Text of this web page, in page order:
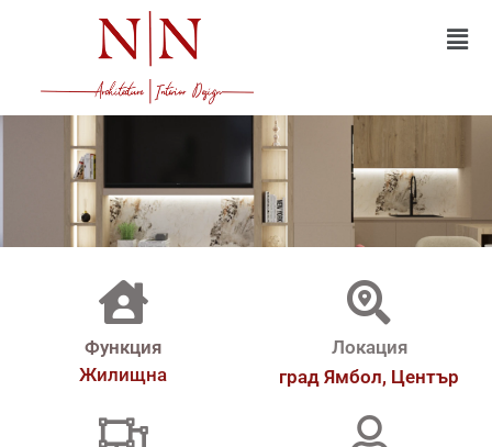
Функция
Жилищна
Локация
град Ямбол, Център